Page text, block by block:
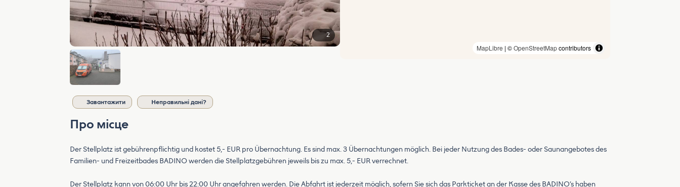
2
MapLibre | ©OpenStreetMapcontributors
Завантажити Неправильні дані?
Про місце
Der Stellplatz ist gebührenpflichtig und kostet 5,- EUR pro Übernachtung. Es sind max. 3 Übernachtungen möglich. Bei jeder Nutzung des Bades- oder Saunangebotes des
Familien- und Freizeitbades BADINO werden die Stellplatzgebühren jeweils bis zu max. 5,- EUR verrechnet.
Der Stellplatz kann von 06:00 Uhr bis 22:00 Uhr angefahren werden. Die Abfahrt ist jederzeit möglich, sofern Sie sich das Parkticket an der Kasse des BADINO’s haben